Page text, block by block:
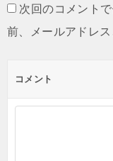
次回のコメント
前、メールアドレス
コメント